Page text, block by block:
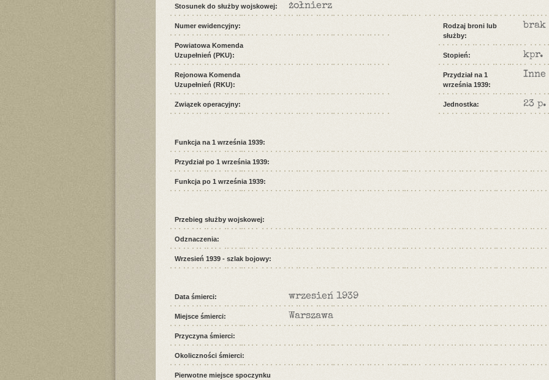
Stosunek do służby wojskowej: żołnierz
Numer ewidencyjny:
Powiatowa Komenda
Uzupełnień (PKU):
Rejonowa Komenda
Uzupełnień (RKU):
Związek operacyjny:
Rodzaj broni lub
służby:
brak
Stopień: kpr.
Przydział na 1
września 1939:
Inne
Jednostka: 23 p.
Funkcja na 1 września 1939:
Przydział po 1 września 1939:
Funkcja po 1 września 1939:
Przebieg służby wojskowej:
Odznaczenia:
Wrzesień 1939 - szlak bojowy:
Data śmierci: wrzesień 1939
Miejsce śmierci: Warszawa
Przyczyna śmierci:
Okoliczności śmierci:
Pierwotne miejsce spoczynku